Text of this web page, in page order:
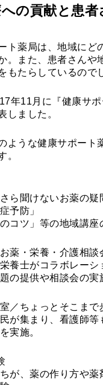
の貢献と患者
ト薬局は、地域にど
。また、患者さんや
もたらしているので
年11月に『健康サ
しました。
ような健康サポート
。
ら聞けないお薬の疑
予防」
コツ」等の地域講座
薬・栄養・介護相談
養士がコラボレーシ
の提供や相談会の実
／ちょっとそこまで
が集まり、看護師等
実施。
が、薬の作り方や薬